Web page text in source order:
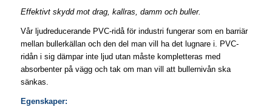
Effektivt skydd mot drag, kallras, damm och buller.
Vår ljudreducerande PVC-ridå för industri fungerar som en barriär
mellan bullerkällan och den del man vill ha det lugnare i. PVC-
ridån i sig dämpar inte ljud utan måste kompletteras med
absorbenter på vägg och tak om man vill att bullernivån ska
sänkas.
Egenskaper: